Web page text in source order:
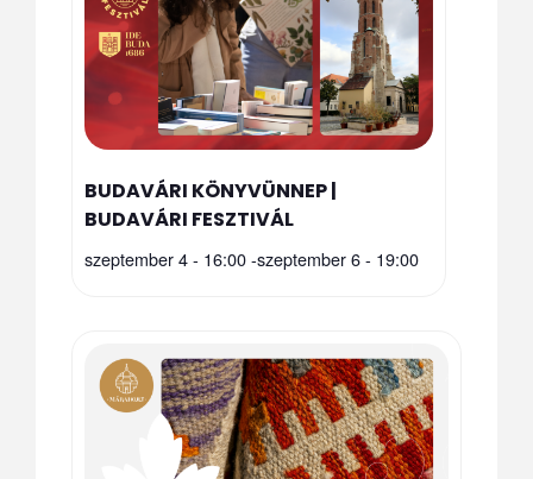
BUDAVÁRI KÖNYVÜNNEP |
BUDAVÁRI FESZTIVÁL
szeptember 4 - 16:00-szeptember 6 - 19:00